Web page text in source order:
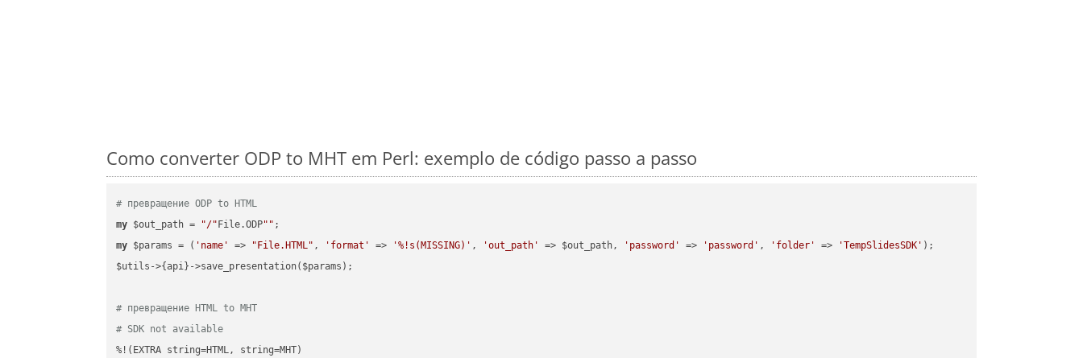
Como converter ODP to MHT em Perl: exemplo de código passo a passo
# превращение ODP to HTML
my $out_path = "/" File.ODP""
my $params = ( 'name' => "File.HTML" , 'format' => '%!s(MISSING)' , 'out_path' => $out_path, 'password' => 'password' , 'folder' => 'TempSlidesSDK' );
$utils->{api}->save_presentation($params);
# превращение HTML to MHT
# SDK not available
%!(EXTRA string=HTML, string=MHT)